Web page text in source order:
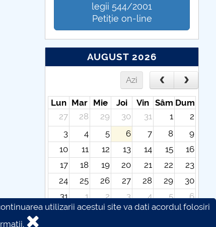
legii 544/2001
Petiție on-line
AUGUST 2026
Azi
Lun Mar Mie Joi Vin Sâm Dum
27
28 29 30 31 1
2
3
4 5 6 7 8
9
10
11 12 13 14 15
16
17
18 19 20 21 22
23
24
25 26 27 28 29
30
31
1 2 3 4 5
6
utilizarii acestui site va dati acordul folosiri